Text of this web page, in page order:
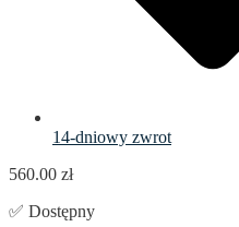
14-dniowy zwrot
560.00 zł
✅ Dostępny